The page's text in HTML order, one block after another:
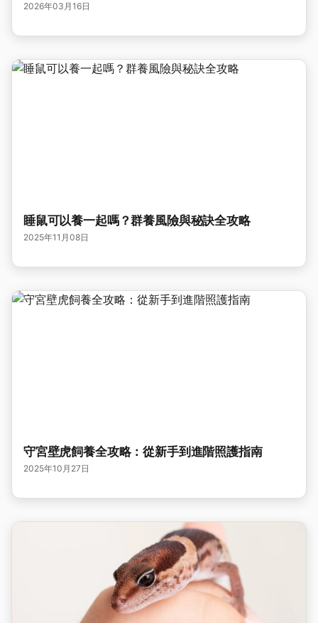
2026年03月16日
睡鼠可以養一起嗎？群養風險與秘訣全攻略
2025年11月08日
守宮壁虎飼養全攻略：從新手到進階照護指南
2025年10月27日